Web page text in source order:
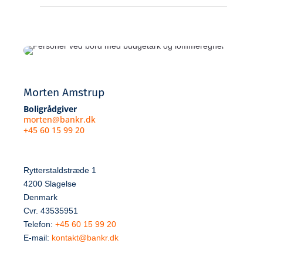
Morten Amstrup
Boligrådgiver
morten@bankr.dk
+45 60 15 99 20
Rytterstaldstræde 1
4200 Slagelse
Denmark
Cvr. 43535951
Telefon:+45 60 15 99 20
E-mail: kontakt@bankr.dk